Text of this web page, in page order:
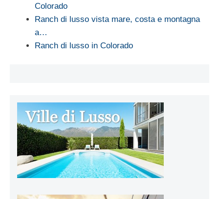
Colorado
Ranch di lusso vista mare, costa e montagna
a…
Ranch di lusso in Colorado